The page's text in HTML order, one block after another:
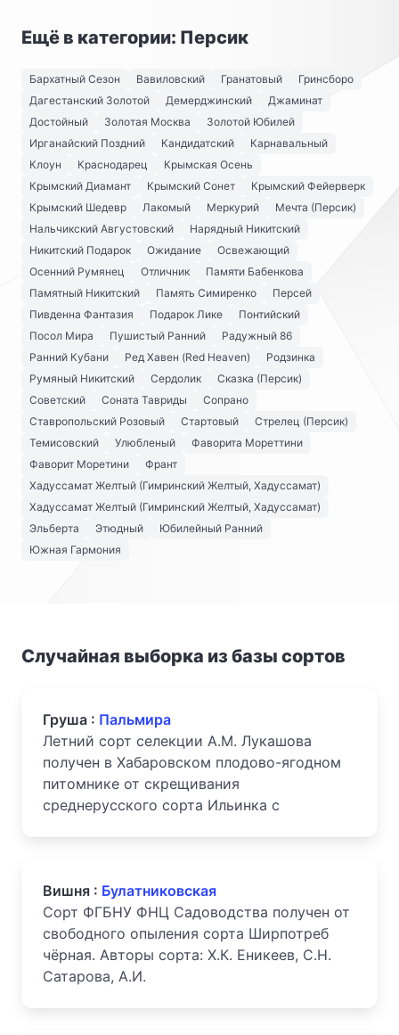
Ещё в категории: Персик
Бархатный Сезон Вавиловский Гранатовый
Гринсборо
Дагестанский Золотой
Демерджинский
Джаминат
Достойный
Золотая Москва
Золотой Юбилей
Ирганайский Поздний
Кандидатский
Карнавальный
Клоун
Краснодарец
Крымская Осень
Крымский Диамант
Крымский Сонет
Крымский Фейерверк
Крымский Шедевр
Лакомый Меркурий
Мечта (Персик)
Нальчикский Августовский
Нарядный Никитский
Никитский Подарок
Ожидание
Освежающий
Осенний Румянец
Отличник
Памяти Бабенкова
Памятный Никитский
Память Симиренко
Персей
Пивденна Фантазия
Подарок Лике
Понтийский
Посол Мира
Пушистый Ранний
Радужный 86
Ранний Кубани
Ред Хавен (Red Heaven)
Родзинка
Румяный Никитский
Сердолик
Сказка (Персик)
Советский
Соната Тавриды
Сопрано
Ставропольский Розовый
Стартовый
Стрелец (Персик)
Темисовский
Улюбленый
Фаворита Мореттини
Фаворит Моретини
Франт
Хадуссамат Желтый (Гимринский Желтый, Хадуссамат)
Хадуссамат Желтый (Гимринский Желтый, Хадуссамат)
Эльберта
Этюдный
Юбилейный Ранний
Южная Гармония
Случайная выборка из базы сортов
Груша : Пальмира
Летний сорт селекции А.М. Лукашова
получен в Хабаровском плодово-ягодном
питомнике от скрещивания
среднерусского сорта Ильинка с
Вишня : Булатниковская
Сорт ФГБНУ ФНЦ Садоводства получен от
свободного опыления сорта Ширпотреб
чёрная. Авторы сорта: Х.К. Еникеев, С.Н.
Сатарова, А.И.